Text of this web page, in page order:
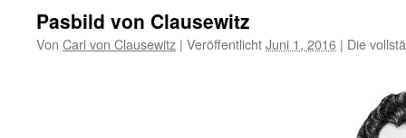
Pasbild von Clausewitz
Von Carl von Clausewitz | VeröffentlichtJuni 1, 2016 | Die